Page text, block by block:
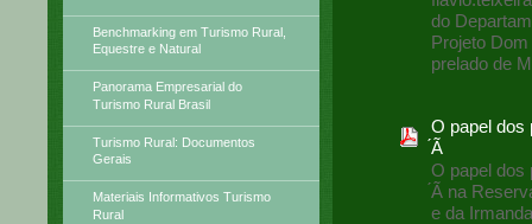
Benchmarking em Turismo Rural,
Equestre e Natural
Panorama Empresarial do
Turismo Rural Brasil
Turismo Rural: Documentos
Gerais
Materiais Informativos Turismo
Rural
do
Projeto
prelado de
O papel dos
́Ã
O papel dos
́Ã na
e da